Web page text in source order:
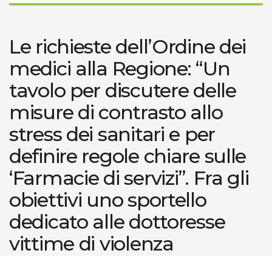
Le richieste dell’Ordine dei
medici alla Regione: “Un
tavolo per discutere delle
misure di contrasto allo
stress dei sanitari e per
definire regole chiare sulle
‘Farmacie di servizi”. Fra gli
obiettivi uno sportello
dedicato alle dottoresse
vittime di violenza